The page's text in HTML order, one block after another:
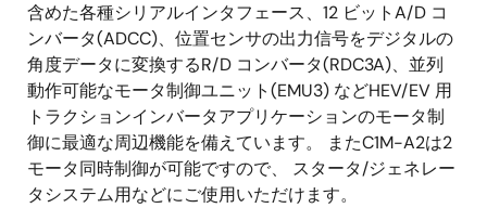
エンハンスドモータコントロールユニット
(EMU3) 1ユニット
機能安全:
マルチインプットシグネチャジェネレータ
(MISG)
クロックモニタ
含めた各種シリアルインタフェース、12 ビットA/D コ
ンバータ(ADCC)、位置センサの出力信号をデジタルの
角度データに変換するR/D コンバータ(RDC3A)、並列
動作可能なモータ制御ユニット(EMU3) などHEV/EV 用
トラクションインバータアプリケーションのモータ制
御に最適な周辺機能を備えています。 またC1M-A2は2
モータ同時制御が可能ですので、 スタータ/ジェネレー
タシステム用などにご使用いただけます。